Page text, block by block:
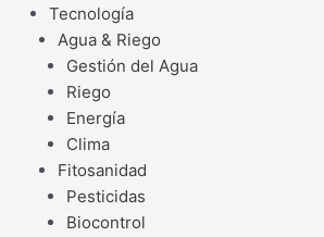
Tecnología
Agua & Riego
Gestión del Agua
Riego
Energía
Clima
Fitosanidad
Pesticidas
Biocontrol